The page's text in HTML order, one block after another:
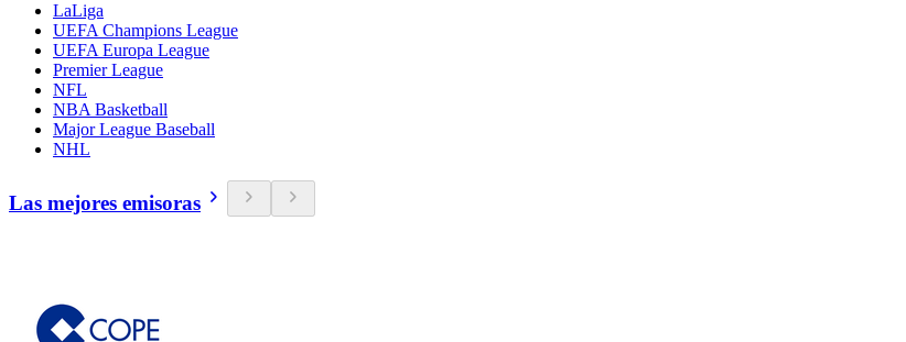
LaLiga
UEFA Champions League
UEFA Europa League
Premier League
NFL
NBA Basketball
Major League Baseball
NHL
Las mejores emisoras